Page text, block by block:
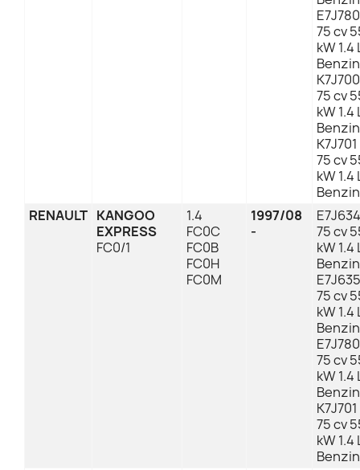
E7J780
75 cv
kW 1.4
K7J700
75 cv
kW 1.4
K7J701
75 cv
kW 1.4
RENAULT KANGOO
EXPRESS
FC0/1
1.4
FC0C
FC0B
FC0H
FC0M
1997/08
-
E7J634
75 cv
kW 1.4
E7J635
75 cv
kW 1.4
E7J780
75 cv
kW 1.4
K7J701
75 cv
kW 1.4